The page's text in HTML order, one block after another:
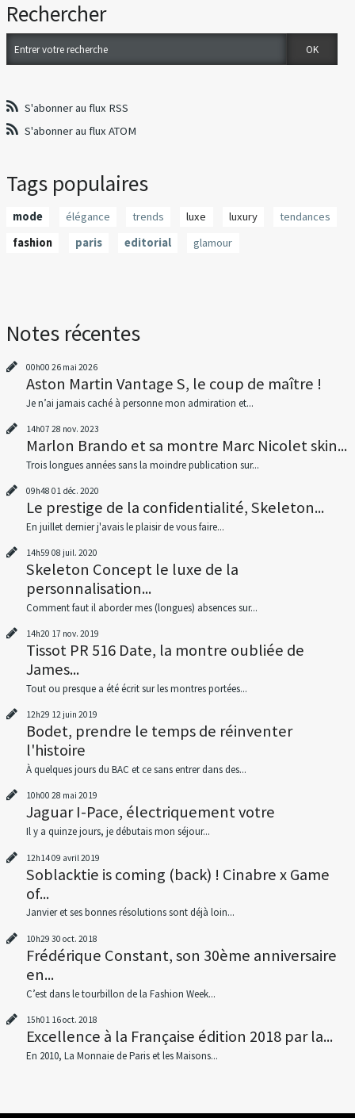
Rechercher
S'abonner au flux RSS
S'abonner au flux ATOM
Tags populaires
mode élégance trends luxe luxury
tendances
fashion
paris editorial glamour
Notes récentes
00h00 26 mai 2026
Aston Martin Vantage S, le coup de maître !
Je n’ai jamais caché à personne mon admiration et...
14h07 28 nov. 2023
Marlon Brando et sa montre Marc Nicolet skin...
Trois longues années sans la moindre publication sur...
09h48 01 déc. 2020
Le prestige de la confidentialité, Skeleton...
En juillet dernier j'avais le plaisir de vous faire...
14h59 08 juil. 2020
Skeleton Concept le luxe de la
personnalisation...
Comment faut il aborder mes (longues) absences sur...
14h20 17 nov. 2019
Tissot PR 516 Date, la montre oubliée de
James...
Tout ou presque a été écrit sur les montres portées...
12h29 12 juin 2019
Bodet, prendre le temps de réinventer
l'histoire
À quelques jours du BAC et ce sans entrer dans des...
10h00 28 mai 2019
Jaguar I-Pace, électriquement votre
Il y a quinze jours, je débutais mon séjour...
12h1409 avril 2019
Soblacktie is coming (back) ! Cinabre x Game
of...
Janvier et ses bonnes résolutions sont déjà loin...
10h29 30 oct. 2018
Frédérique Constant, son 30ème anniversaire
en...
C’est dans le tourbillon de la Fashion Week...
15h01 16oct. 2018
Excellence à la Française édition 2018 par la...
En 2010, La Monnaie de Paris et les Maisons...